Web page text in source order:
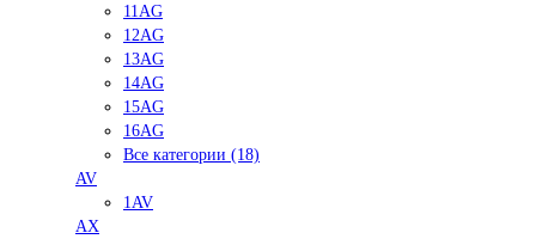
11AG
12AG
13AG
14AG
15AG
16AG
Все категории (18)
AV
1AV
AX